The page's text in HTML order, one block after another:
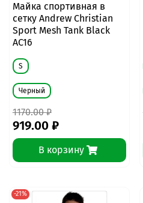
Майка спортивная в
сетку Andrew Christian
Sport Mesh Tank Black
AC16
S
Черный
1170.00 ₽
919.00 ₽
В корзину
-21%